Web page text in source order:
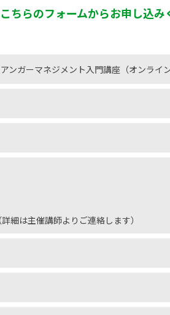
ちらのフォームからお申し込み
ンガーマネジメント入門講座（オンライ
細は主催講師よりご連絡します）